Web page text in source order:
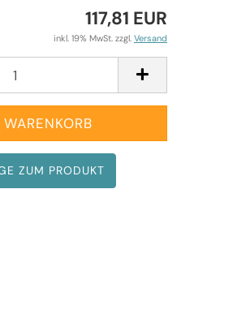
117,81 EUR
inkl. 19% MwSt. zzgl. Versand
ZUM PRODUKT